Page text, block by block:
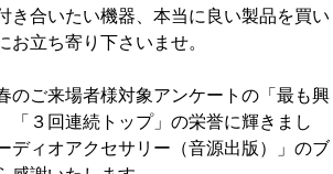
き合いたい機器、本当に良い製品を買い
立ち寄り下さいませ。
のご来場者様対象アンケートの「最も興
「３回連続トップ」の栄誉に輝きまし
ディオアクセサリー（音源出版）」のブ